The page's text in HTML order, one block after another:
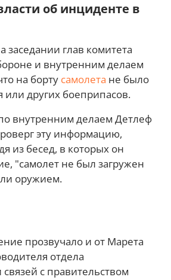
об инциденте в
заседании глав комитета
и внутренним делаем
на борту самолета не было
или других боеприпасов.
внутренним делаем Детлеф
эту информацию,
из бесед, в которых он
"самолет не был загружен
оружием.
прозвучало и от Марета
отдела
с правительством